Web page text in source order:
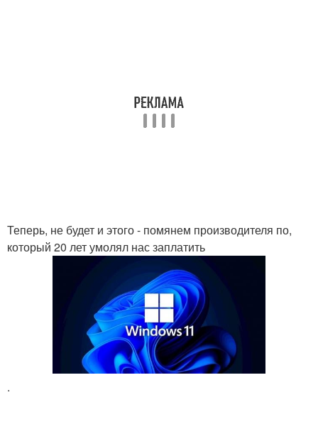
Теперь, не будет и этого - помянем производителя по,
который 20 лет умолял нас заплатить
.